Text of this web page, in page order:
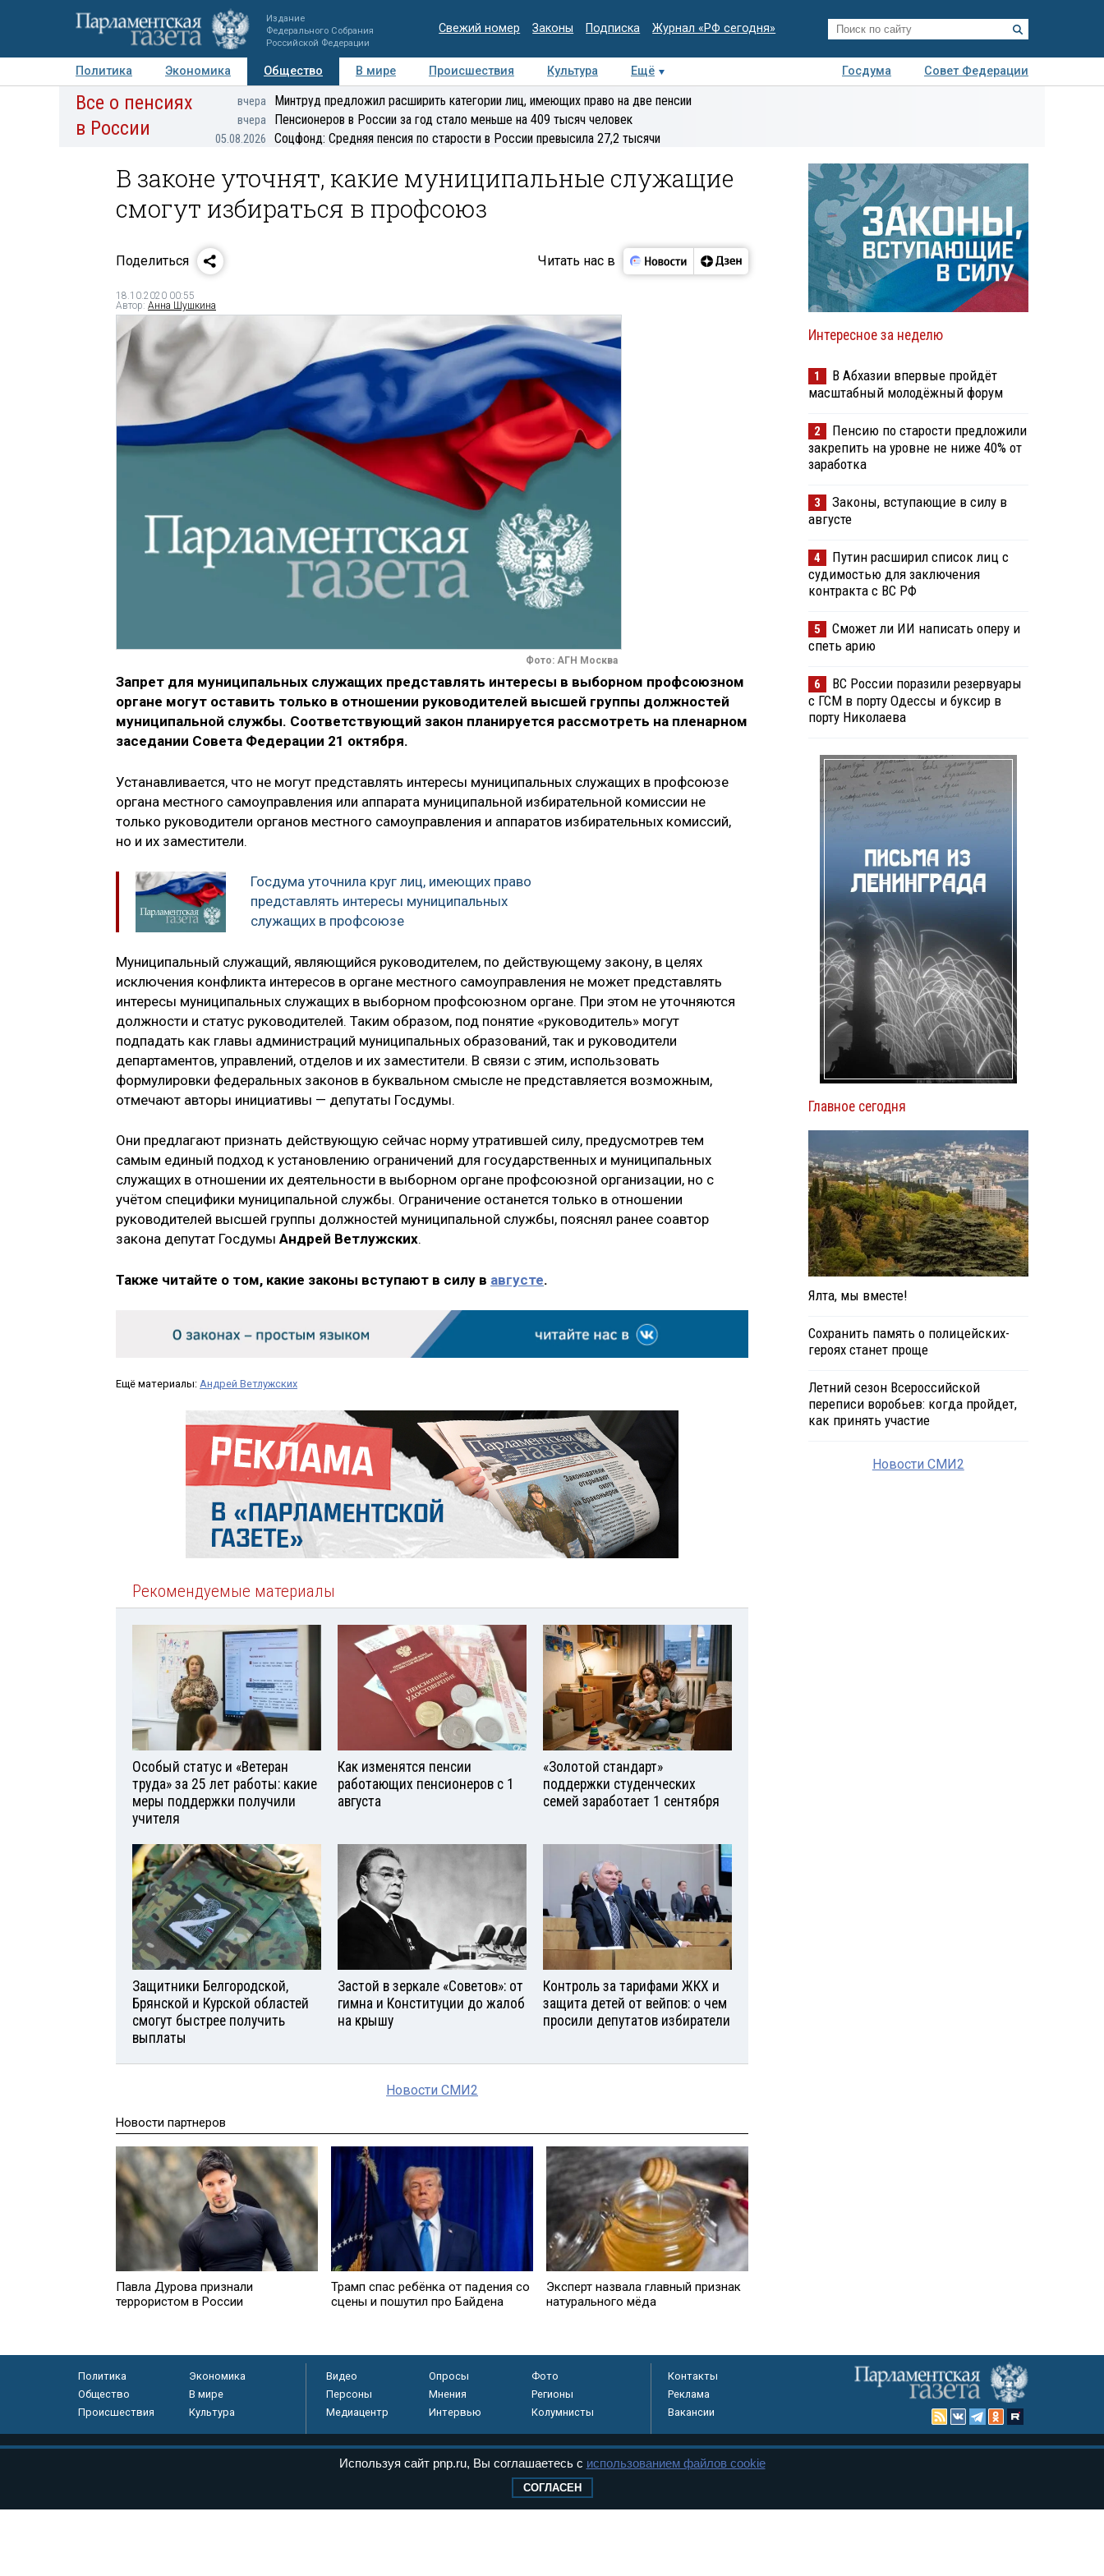
Издание
Федерального Собрания
Российской Федерации
Свежий номер Законы Подписка Журнал «РФ сегодня»
Политика Экономика Общество В мире Происшествия Культура Ещё Госдума
Совет Федерации
Авторы Персоны Мнения Регионы Медиацентр Интервью Колумнисты
Деловая
Все о пенсиях
в России
вчера Минтруд предложил расширить категории лиц, имеющих право на две пенсии
вчера Пенсионеров в России за год стало меньше на 409 тысяч человек
05.08.2026 Соцфонд: Средняя пенсия по старости в России превысила 27,2 тысячи
В законе уточнят, какие муниципальные служащие
смогут избираться в профсоюз
Поделиться Читать нас в
18.10.2020 00:55
Автор: Анна Шушкина
Фото: АГН Москва
Запрет для муниципальных служащих представлять интересы в выборном профсоюзном
органе могут оставить только в отношении руководителей высшей группы должностей
муниципальной службы. Соответствующий закон планируется рассмотреть на пленарном
заседании Совета Федерации 21 октября.
Устанавливается, что не могут представлять интересы муниципальных служащих в профсоюзе
органа местного самоуправления или аппарата муниципальной избирательной комиссии не
только руководители органов местного самоуправления и аппаратов избирательных комиссий,
но и их заместители.
Госдума уточнила круг лиц, имеющих право
представлять интересы муниципальных
служащих в профсоюзе
Муниципальный служащий, являющийся руководителем, по действующему закону, в целях
исключения конфликта интересов в органе местного самоуправления не может представлять
интересы муниципальных служащих в выборном профсоюзном органе. При этом не уточняются
должности и статус руководителей. Таким образом, под понятие «руководитель» могут
подпадать как главы администраций муниципальных образований, так и руководители
департаментов, управлений, отделов и их заместители. В связи с этим, использовать
формулировки федеральных законов в буквальном смысле не представляется возможным,
отмечают авторы инициативы — депутаты Госдумы.
Они предлагают признать действующую сейчас норму утратившей силу, предусмотрев тем
самым единый подход к установлению ограничений для государственных и муниципальных
служащих в отношении их деятельности в выборном органе профсоюзной организации, но с
учётом специфики муниципальной службы. Ограничение останется только в отношении
руководителей высшей группы должностей муниципальной службы, пояснял ранее соавтор
закона депутат Госдумы Андрей Ветлужских.
Также читайте о том, какие законы вступают в силу в августе.
Ещё материалы: Андрей Ветлужских
Рекомендуемые материалы
Особый статус и «Ветеран
труда» за 25 лет работы: какие
меры поддержки получили
учителя
Как изменятся пенсии
работающих пенсионеров с 1
августа
«Золотой стандарт»
поддержки студенческих
семей заработает 1 сентября
Защитники Белгородской,
Брянской и Курской областей
смогут быстрее получить
выплаты
Застой в зеркале «Советов»: от
гимна и Конституции до жалоб
на крышу
Контроль за тарифами ЖКХ и
защита детей от вейпов: о чем
просили депутатов избиратели
Новости СМИ2
Новости партнеров
Павла Дурова признали
террористом в России
Трамп спас ребёнка от падения со
сцены и пошутил про Байдена
Эксперт назвала главный признак
натурального мёда
Интересное за неделю
1
В Абхазии впервые пройдёт
масштабный молодёжный форум
2
Пенсию по старости предложили
закрепить на уровне не ниже 40% от
заработка
3
Законы, вступающие в силу в
августе
4
Путин расширил список лиц с
судимостью для заключения
контракта с ВС РФ
5
Сможет ли ИИ написать оперу и
спеть арию
6
ВС России поразили резервуары
с ГСМ в порту Одессы и буксир в
порту Николаева
Главное сегодня
Ялта, мы вместе!
Сохранить память о полицейских-
героях станет проще
Летний сезон Всероссийской
переписи воробьев: когда пройдет,
как принять участие
Новости СМИ2
Политика
Экономика
Общество
В мире
Происшествия
Культура
Видео Опросы
Фото
Персоны
Мнения
Регионы
Медиацентр
Интервью Колумнисты
Контакты
Реклама
Вакансии
массовых коммуникаций (Роскомнадзор) 05 августа 2011 года. 18+
Используя сайт pnp.ru, Вы соглашаетесь с использованием файлов cookie
СОГЛАСЕН